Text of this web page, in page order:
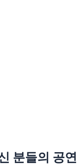
분들의 공연